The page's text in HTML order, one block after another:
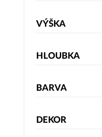
VÝŠKA
HLOUBKA
BARVA
DEKOR